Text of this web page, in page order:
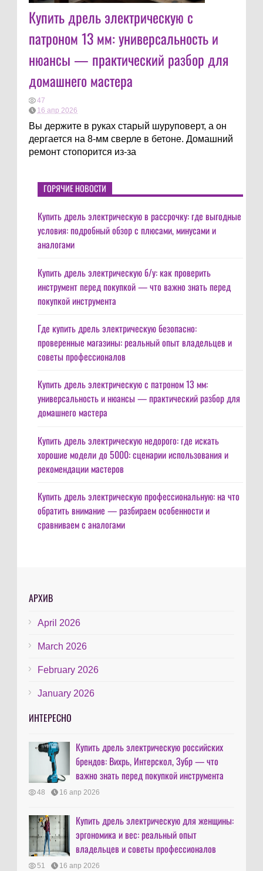
Купить дрель электрическую с
патроном 13 мм: универсальность и
нюансы — практический разбор для
домашнего мастера
47
16 апр 2026
Вы держите в руках старый шуруповерт, а он
дергается на 8-мм сверле в бетоне. Домашний
ремонт стопорится из-за
ГОРЯЧИЕ НОВОСТИ
Купить дрель электрическую в рассрочку: где выгодные
условия: подробный обзор с плюсами, минусами и
аналогами
Купить дрель электрическую б/у: как проверить
инструмент перед покупкой — что важно знать перед
покупкой инструмента
Где купить дрель электрическую безопасно:
проверенные магазины: реальный опыт владельцев и
советы профессионалов
Купить дрель электрическую с патроном 13 мм:
универсальность и нюансы — практический разбор для
домашнего мастера
Купить дрель электрическую недорого: где искать
хорошие модели до 5000: сценарии использования и
рекомендации мастеров
Купить дрель электрическую профессиональную: на что
обратить внимание — разбираем особенности и
сравниваем с аналогами
АРХИВ
April 2026
March 2026
February 2026
January 2026
ИНТЕРЕСНО
Купить дрель электрическую российских
брендов: Вихрь, Интерскол, Зубр — что
важно знать перед покупкой инструмента
48 16 апр 2026
Купить дрель электрическую для женщины:
эргономика и вес: реальный опыт
владельцев и советы профессионалов
51 16 апр 2026